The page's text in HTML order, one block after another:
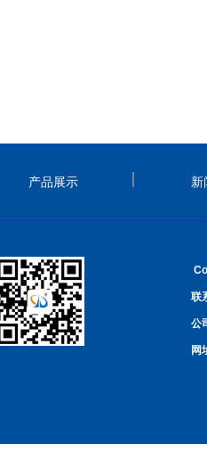
产品展示 新
联
公
网